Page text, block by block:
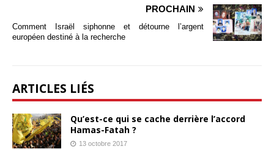
PROCHAIN
Comment Israël siphonne et détourne l’argent
européen destiné à la recherche
ARTICLES LIÉS
Qu’est-ce qui se cache derrière l’accord
Hamas-Fatah ?
13 octobre 2017